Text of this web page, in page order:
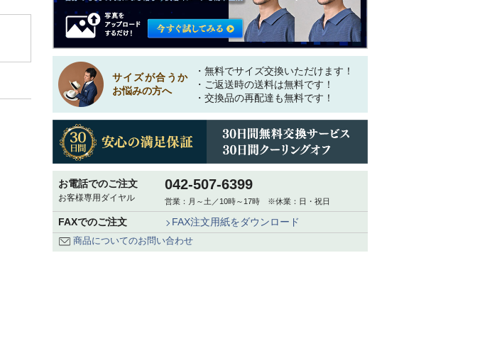
サイズが合うか
お悩みの方へ
・無料でサイズ交換いただけます！
・ご返送時の送料は無料です！
・交換品の再配達も無料です！
お電話でのご注文
お客様専用ダイヤル
042-507-6399
営業：月～土／10時～17時 ※休業：日・祝日
FAXでのご注文 FAX注文用紙をダウンロード
商品についてのお問い合わせ